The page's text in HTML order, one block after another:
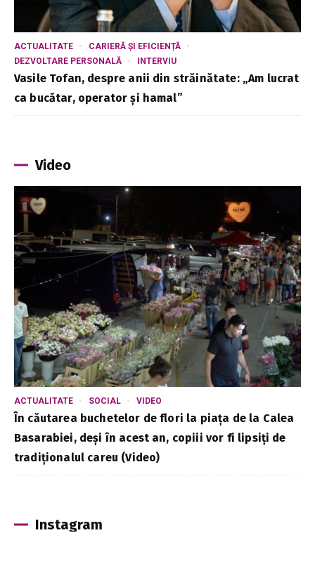
ACTUALITATE
CARIERĂ ȘI EFICIENȚĂ
DEZVOLTARE PERSONALĂ
INTERVIU
Vasile Tofan, despre anii din străinătate: „Am lucrat
ca bucătar, operator și hamal”
Video
ACTUALITATE SOCIAL VIDEO
În căutarea buchetelor de flori la piața de la Calea
Basarabiei, deși în acest an, copiii vor fi lipsiți de
tradiționalul careu (Video)
Instagram